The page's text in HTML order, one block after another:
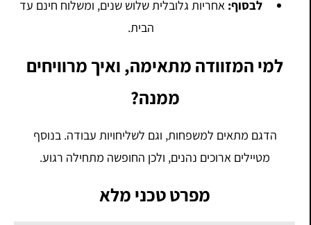
לבסוף:אחריות גלובלית שלוש שנים, ומשלוח חינם עד
הבית.
למי המזוודה מתאימה, ואיך מרוויחים
ממנה?
הדגם מתאים למשפחות, וגם לשליחויות עבודה. בנוסף
מטיילים ארוכים נהנים, ולכן החופשה מתחילה רגוע.
מפרט טכני מלא